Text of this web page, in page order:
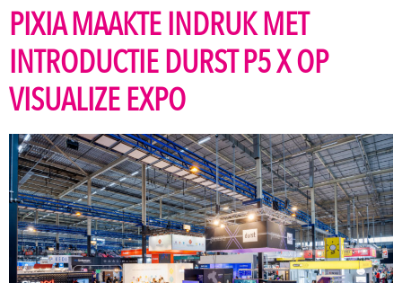
PIXIA MAAKTE INDRUK MET
INTRODUCTIE DURST P5 X OP
VISUALIZE EXPO